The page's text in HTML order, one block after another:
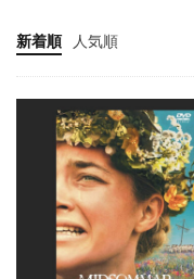
クリフトン・ジェ
クリフ・ロバー
クリント・イー
クリント・ハワー
クルーズ/ワグナ
クルー・ギャラガ
クレア・シンプソ
新着順 人気順